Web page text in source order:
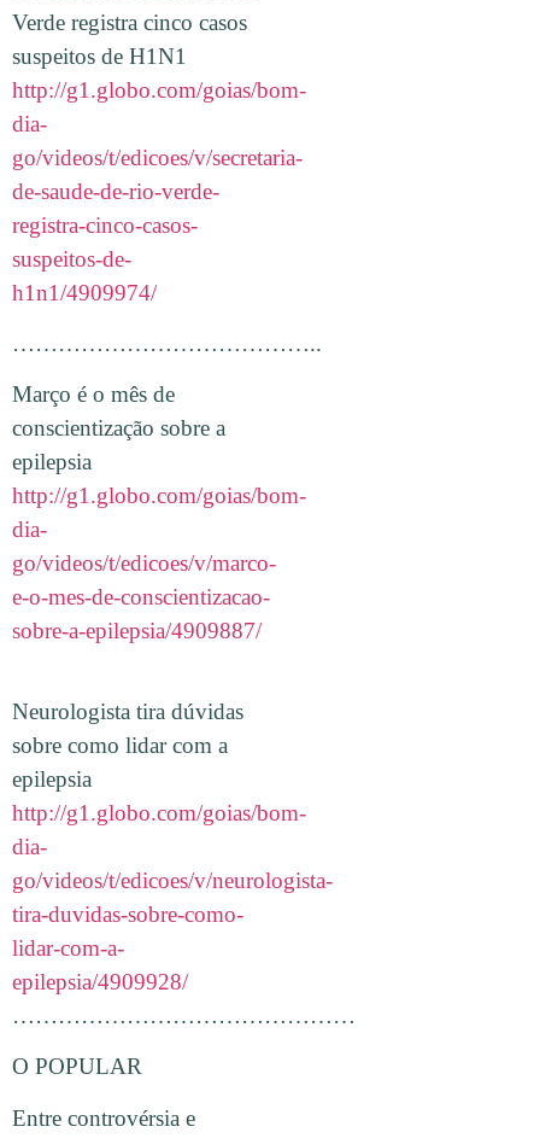
Verde registra cinco casos
suspeitos de H1N1
http://g1.globo.com/goias/bom-
dia-
go/videos/t/edicoes/v/secretaria-
de-saude-de-rio-verde-
registra-cinco-casos-
suspeitos-de-
h1n1/4909974/
…………………………………..
Março é o mês de
conscientização sobre a
epilepsia
http://g1.globo.com/goias/bom-
dia-
go/videos/t/edicoes/v/marco-
e-o-mes-de-conscientizacao-
sobre-a-epilepsia/4909887/
Neurologista tira dúvidas
sobre como lidar com a
epilepsia
http://g1.globo.com/goias/bom-
dia-
go/videos/t/edicoes/v/neurologista-
tira-duvidas-sobre-como-
lidar-com-a-
epilepsia/4909928/
………………………………………
O POPULAR
Entre controvérsia e